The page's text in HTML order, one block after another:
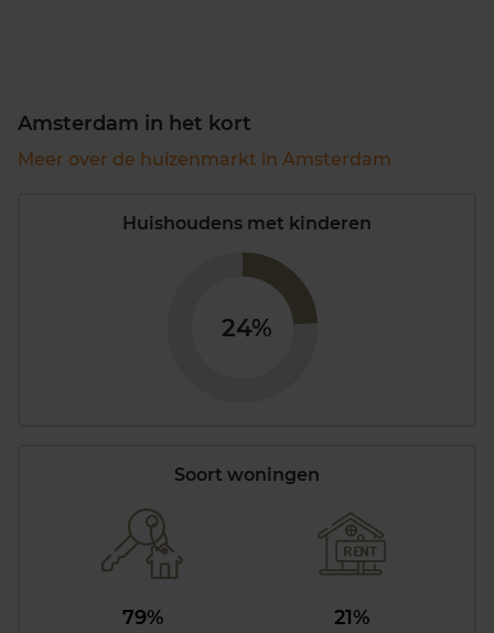
Amsterdam in het kort
Meer over de huizenmarkt in Amsterdam
Huishoudens met kinderen
24%
Soort woningen
79%
21%